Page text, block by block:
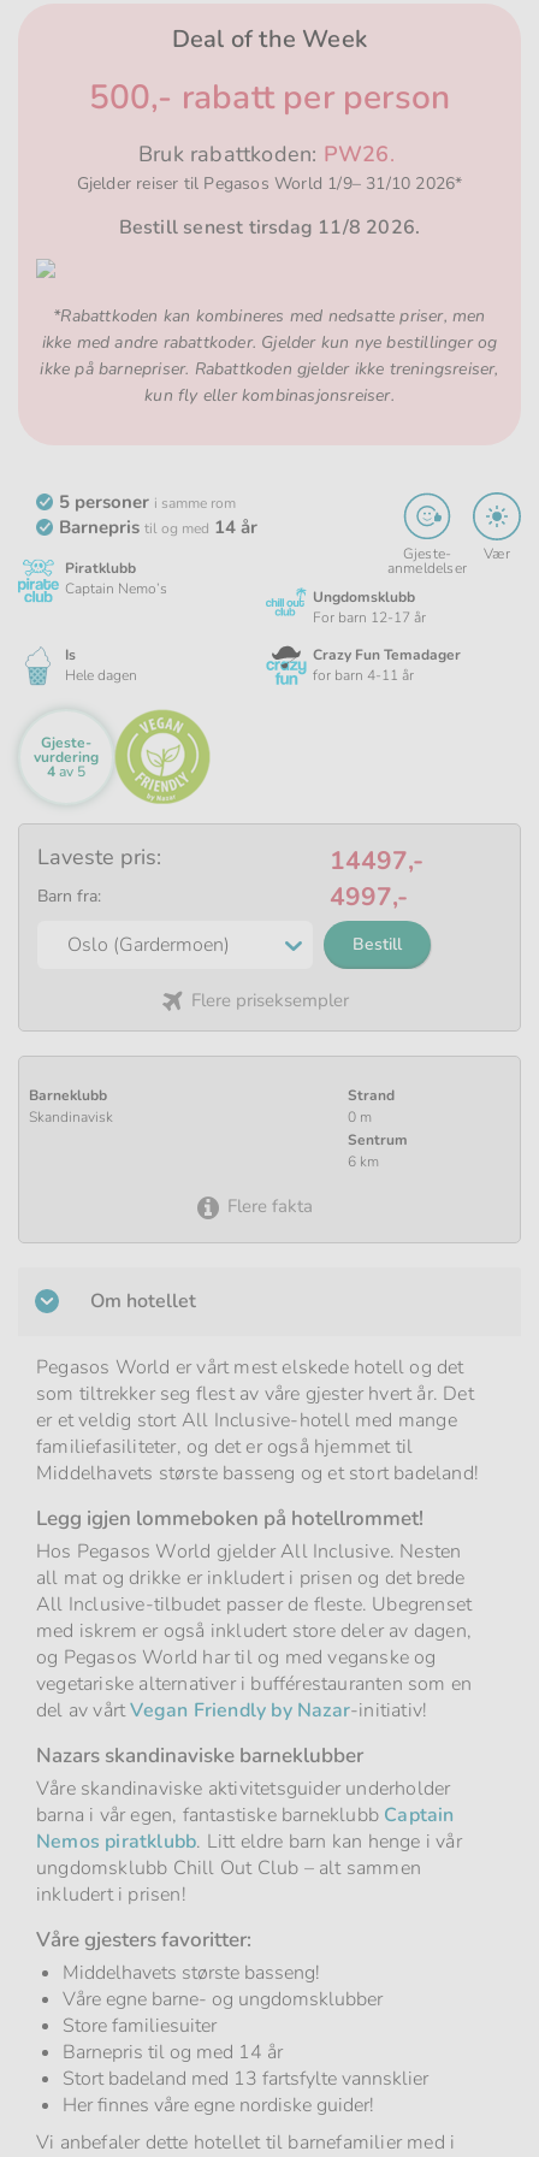
Deal of the Week
500,- rabatt per person
Bruk rabattkoden: PW26.
Gjelder reiser til Pegasos World 1/9– 31/10 2026*
Bestill senest tirsdag 11/8 2026.
*Rabattkoden kan kombineres med nedsatte priser, men
ikke med andre rabattkoder. Gjelder kun nye bestillinger og
ikke på barnepriser. Rabattkoden gjelder ikke treningsreiser,
kun fly eller kombinasjonsreiser.
Gjeste­
anmeldelser
Vær
5 personer i samme rom
Barnepris til og med 14 år
Piratklubb
Captain Nemo’s
Ungdomsklubb
For barn 12-17 år
Is
Hele dagen
Crazy Fun Temadager
for barn 4-11 år
Gjeste­
vurdering
4av 5
Baseres
3223
svar
Laveste pris: 14497,-
Barn fra: 4997,-
Bestill
Flere priseksempler
Barneklubb
Skandinavisk
Strand
0 m
Sentrum
6 km
Flere fakta
Om hotellet
Pegasos World er vårt mest elskede hotell og det
som tiltrekker seg flest av våre gjester hvert år. Det
er et veldig stort All Inclusive-hotell med mange
familiefasiliteter, og det er også hjemmet til
Middelhavets største basseng og et stort badeland!
Legg igjen lommeboken på hotellrommet!
Hos Pegasos World gjelder All Inclusive. Nesten
all mat og drikke er inkludert i prisen og det brede
All Inclusive-tilbudet passer de fleste. Ubegrenset
med iskrem er også inkludert store deler av dagen,
og Pegasos World har til og med veganske og
vegetariske alternativer i bufférestauranten som en
del av vårtVegan Friendly by Nazar-initiativ!
Nazars skandinaviske barneklubber
Våre skandinaviske aktivitetsguider underholder
barna i vår egen, fantastiske barneklubb Captain
Nemos piratklubb. Litt eldre barn kan henge i vår
ungdomsklubb Chill Out Club – alt sammen
inkludert i prisen!
Våre gjesters favoritter:
Middelhavets største basseng!
Våre egne barne- og ungdomsklubber
Store familiesuiter
Barnepris til og med 14 år
Stort badeland med 13 fartsfylte vannsklier
Her finnes våre egne nordiske guider!
Vi anbefaler dette hotellet til barnefamilier med i